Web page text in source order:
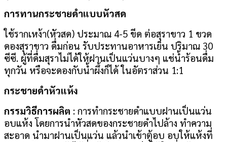
การทานกระชายดำแบบหัวสด
ใช้รากเหง้า(หัวสด) ประมาณ 4-5 ขีด ต่อสุราขาว 1 ขวด
ดองสุราขาว ดื่มก่อน รับประทานอาหารเย็น ปริมาณ 30
ซีซี. ผู้ที่ดื่มสุราไม่ได้ให้ฝานเป็นแว่นบางๆ แช่น้ำร้อนดื่ม
ทุกวัน หรือจะดองกับน้ำผึ้งก็ได้ ในอัตราส่วน 1:1
กระชายดำหัวแห้ง
กรรมวิธีการผลิต : การทำกระชายดำแบบฝานเป็นแว่น
อบแห้ง โดยการนำหัวสดของกระชายดำไปล้าง ทำความ
สะอาด นำมาฝานเป็นแว่น แล้วนำเข้าตู้อบ อบให้แห้งที่